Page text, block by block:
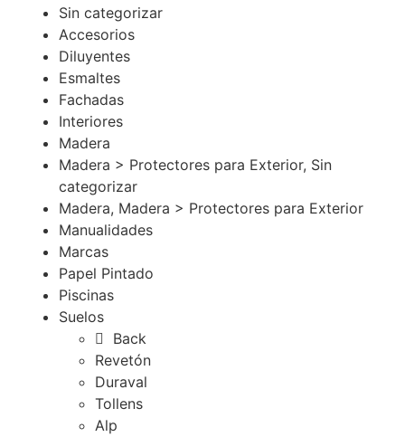
Sin categorizar
Accesorios
Diluyentes
Esmaltes
Fachadas
Interiores
Madera
Madera > Protectores para Exterior, Sin
categorizar
Madera, Madera > Protectores para Exterior
Manualidades
Marcas
Papel Pintado
Piscinas
Suelos
Back
Revetón
Duraval
Tollens
Alp